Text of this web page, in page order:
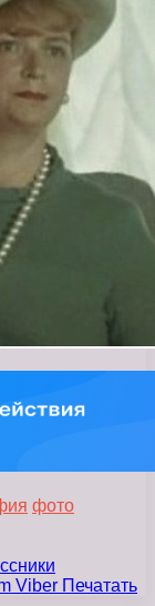
фото
Viber Печатать